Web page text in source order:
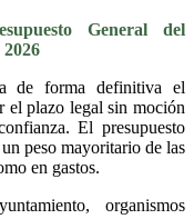
General del
de forma definitiva el
el plazo legal sin moción
El presupuesto
peso mayoritario de las
en gastos.
organismos